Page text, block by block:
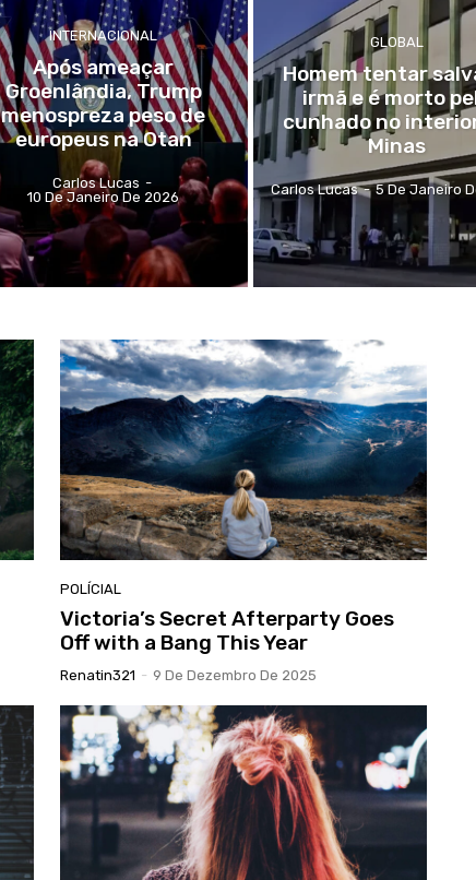
INTERNACIONAL
Após ameaçar
Groenlândia, Trump
menospreza peso de
europeus na Otan
Carlos Lucas -
10 De Janeiro De 2026
GLOBAL
Homem tentar
irmã e é morto
cunhado no
Minas
Carlos Lucas - 5 De Janeiro
POLÍCIAL
Victoria’s Secret Afterparty Goes
Off with a Bang This Year
Renatin321 - 9 De Dezembro De 2025